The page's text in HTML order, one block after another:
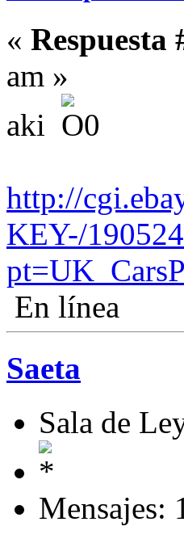
« Respuesta
am »
aki
http://
KEY-/
En línea
Saeta
Sala de
Mensajes: